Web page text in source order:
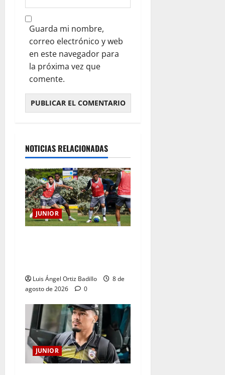
Guarda mi nombre,
correo electrónico y web
en este navegador para
la próxima vez que
comente.
NOTICIAS RELACIONADAS
JUNIOR
Luis Ángel Ortiz Badillo
8 de
agosto de 2026
0
JUNIOR